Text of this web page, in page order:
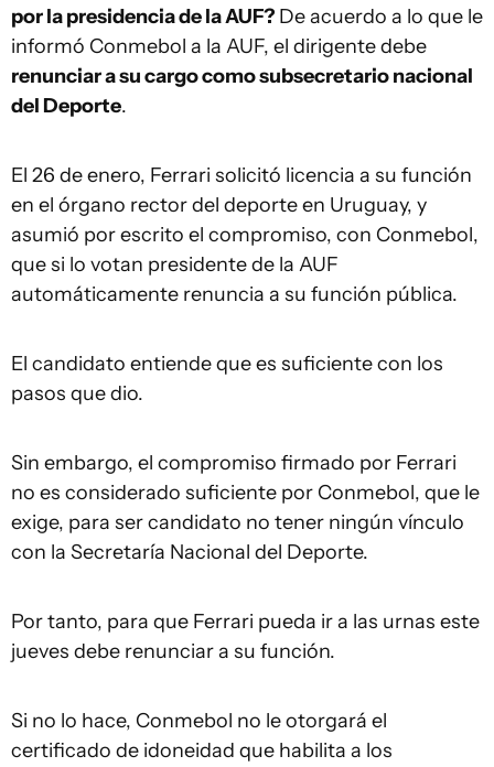
por la presidencia de la AUF? De acuerdo a lo que le
informó Conmebol a la AUF, el dirigente debe
renunciar a su cargo como subsecretario nacional
del Deporte.
El 26 de enero, Ferrari solicitó licencia a su función
en el órgano rector del deporte en Uruguay, y
asumió por escrito el compromiso, con Conmebol,
que si lo votan presidente de la AUF
automáticamente renuncia a su función pública.
El candidato entiende que es suficiente con los
pasos que dio.
Sin embargo, el compromiso firmado por Ferrari
no es considerado suficiente por Conmebol, que le
exige, para ser candidato no tener ningún vínculo
con la Secretaría Nacional del Deporte.
Por tanto, para que Ferrari pueda ir a las urnas este
jueves debe renunciar a su función.
Si no lo hace, Conmebol no le otorgará el
certificado de idoneidad que habilita a los